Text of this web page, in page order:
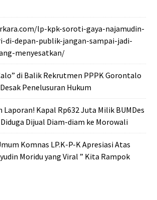
lp-kpk-soroti-gaya-najamudin-
di-depan-publik-jangan-sampai-jadi-
menyesatkan/
di Balik Rekrutmen PPPK Gorontalo
Penelusuran Hukum
Laporan! Kapal Rp632 Juta Milik BUMDes
Dijual Diam-diam ke Morowali
Komnas LP.K-P-K Apresiasi Atas
Moridu yang Viral ” Kita Rampok